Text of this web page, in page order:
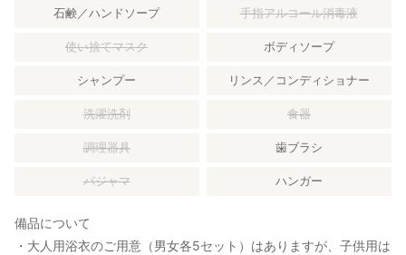
申し訳ございませんが、動物がおります関係上、事故防止のた
め、基本的に小学生未満のお子様の受け入れは行っておりませ
ご了承ください。
石鹸／ハンドソープ 手指アルコール消毒液
使い捨てマスク ボディソープ
シャンプー リンス／コンディショナー
洗濯洗剤 食器
調理器具 歯ブラシ
パジャマ ハンガー
備品について
・大人用浴衣のご用意（男女各5セット）はありますが、子供用は